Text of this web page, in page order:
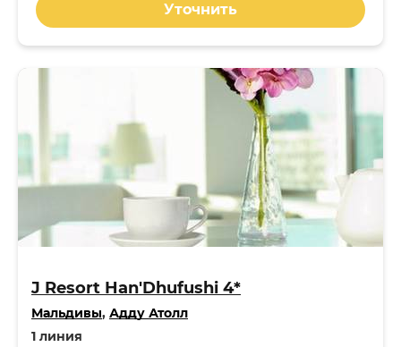
Уточнить
J Resort Han'Dhufushi 4*
Мальдивы, Адду Атолл
1 линия